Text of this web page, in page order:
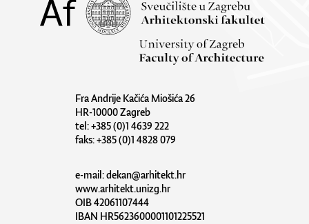
Fra Andrije Kačića Miošića 26
HR-10000 Zagreb
tel: +385 (0)1 4639 222
faks: +385 (0)1 4828 079
e-mail:dekan@arhitekt.hr
www.arhitekt.unizg.hr
OIB 42061107444
IBAN HR5623600001101225521